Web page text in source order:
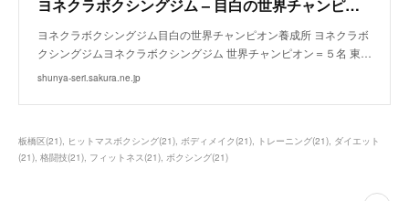
ヨネクラボクシングジム – 目白の世界チャンピオン養成所 ヨネクラボクシングジム
ヨネクラボクシングジム目白の世界チャンピオン養成所 ヨネクラボ
クシングジムヨネクラボクシングジム 世界チャンピオン＝５名 東…
shunya-seri.sakura.ne.jp
板橋区(21) ヒットマスボクシング(21) ボディメイク(21) トレーニング(21) ダイエット
(21) 格闘技(21) フィットネス(21) ボクシング(21)